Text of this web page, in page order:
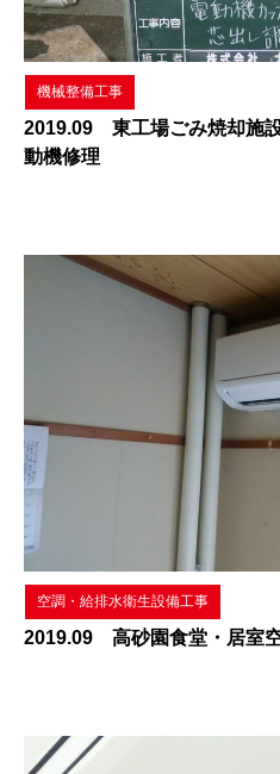
機械整備工事
2019.09 東工場ごみ焼却施
動機修理
空調・給排水衛生設備工事
2019.09 高砂園食堂・居室